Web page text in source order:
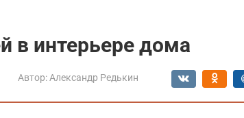
в интерьере дома
Автор: Александр Редькин